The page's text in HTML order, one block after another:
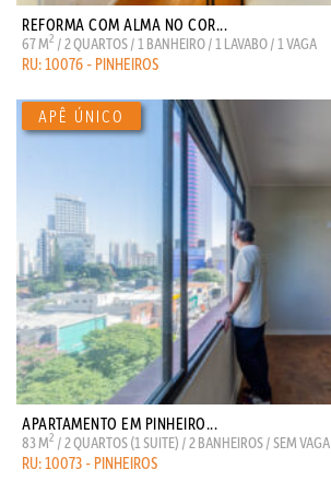
REFORMA COM ALMA NO COR...
67 M2 / 2 QUARTOS / 1 BANHEIRO / 1 LAVABO / 1 VAGA
RU: 10076 - PINHEIROS
APARTAMENTO EM PINHEIRO...
83 M2 / 2 QUARTOS (1 SUITE) / 2 BANHEIROS / SEM VAGA
RU: 10073 - PINHEIROS